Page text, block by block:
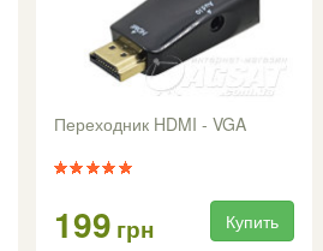
Переходник HDMI - VGA
199 грн Купить